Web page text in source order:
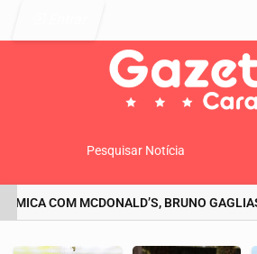
Pesquisar Notícia
COM MCDONALD’S, BRUNO